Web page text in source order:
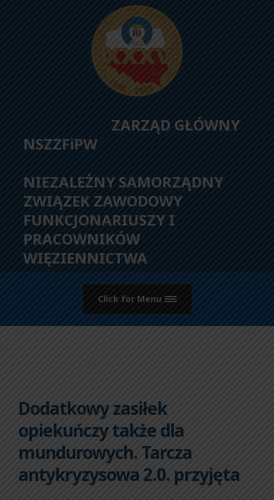
ZARZĄD GŁÓWNY
NSZZFiPW
NIEZALEŻNY SAMORZĄDNY
ZWIĄZEK ZAWODOWY
FUNKCJONARIUSZY I
PRACOWNIKÓW
WIĘZIENNICTWA
Click for Menu
Dodatkowy zasiłek
opiekuńczy także dla
mundurowych. Tarcza
antykryzysowa 2.0. przyjęta